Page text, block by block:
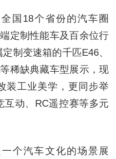
18个省份的汽车圈
定制性能车及百余位行
制变速箱的千匹E46、
稀缺典藏车型展示，现
装工业美学，更同步举
互动、RC遥控赛等多元
汽车文化的场景展